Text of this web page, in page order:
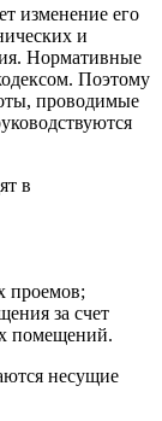
изменение его
и
Нормативные
Поэтому
проводимые
в
проемов;
за счет
помещений.
несущие